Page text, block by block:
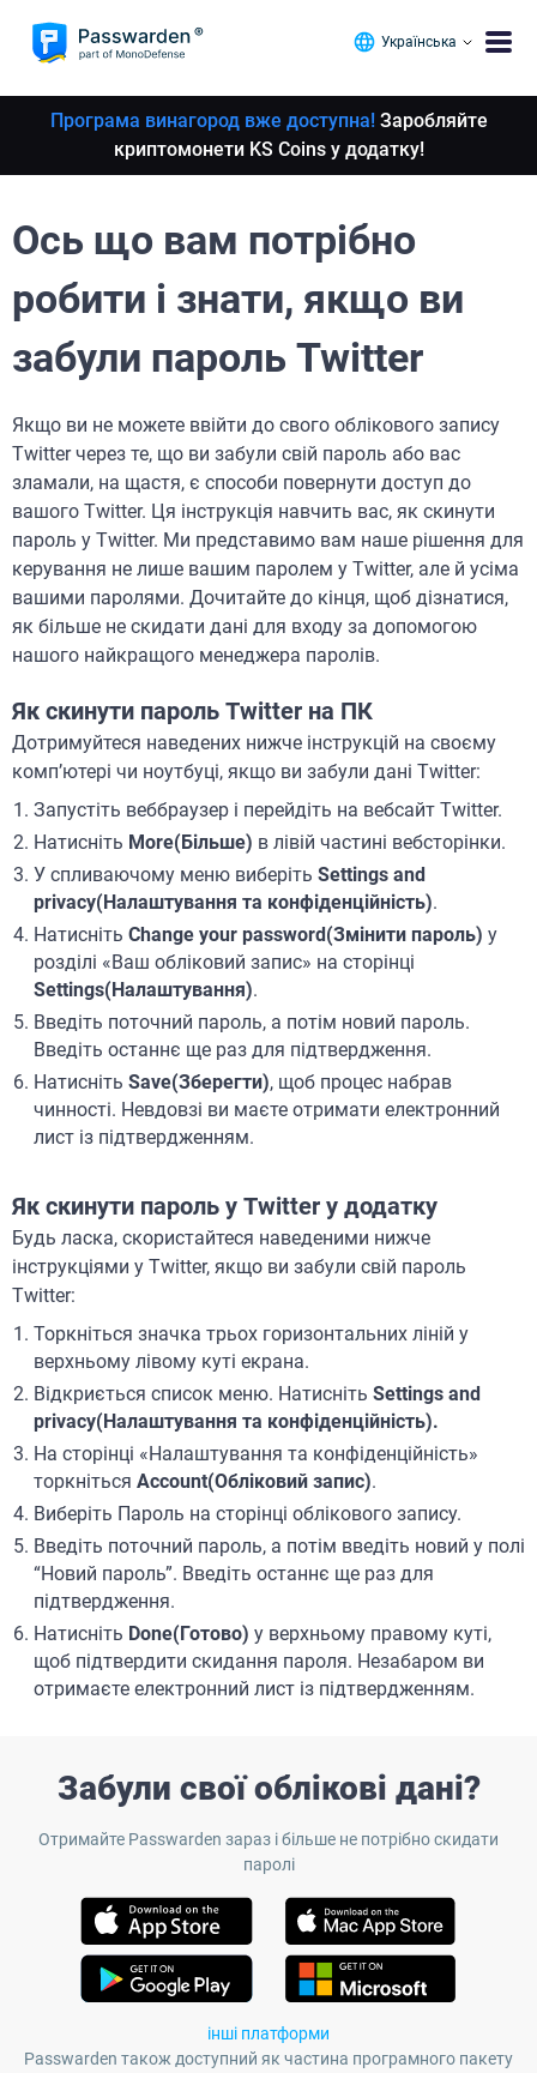
Українська
Програма винагород вже доступна!Заробляйте
криптомонети KS Coins у додатку!
Ось що вам потрібно
робити і знати, якщо ви
забули пароль Twitter
Якщо ви не можете ввійти до свого облікового запису
Twitter через те, що ви забули свій пароль або вас
зламали, на щастя, є способи повернути доступ до
вашого Twitter. Ця інструкція навчить вас, як скинути
пароль у Twitter. Ми представимо вам наше рішення для
керування не лише вашим паролем у Twitter, але й усіма
вашими паролями. Дочитайте до кінця, щоб дізнатися,
як більше не скидати дані для входу за допомогою
нашого найкращого менеджера паролів.
Як скинути пароль Twitter на ПК
Дотримуйтеся наведених нижче інструкцій на своєму
комп’ютері чи ноутбуці, якщо ви забули дані Twitter:
Запустіть веббраузер і перейдіть на вебсайт Twitter.
Натисніть More(Більше) в лівій частині вебсторінки.
У спливаючому меню виберіть Settings and
privacy(Налаштування та конфіденційність).
Натисніть Change your password(Змінити пароль) у
розділі «Ваш обліковий запис» на сторінці
Settings(Налаштування).
Введіть поточний пароль, а потім новий пароль.
Введіть останнє ще раз для підтвердження.
Натисніть Save(Зберегти), щоб процес набрав
чинності. Невдовзі ви маєте отримати електронний
лист із підтвердженням.
Як скинути пароль у Twitter у додатку
Будь ласка, скористайтеся наведеними нижче
інструкціями у Twitter, якщо ви забули свій пароль
Twitter:
Торкніться значка трьох горизонтальних ліній у
верхньому лівому куті екрана.
Відкриється список меню. Натисніть Settings and
privacy(Налаштування та конфіденційність).
На сторінці «Налаштування та конфіденційність»
торкніться Account(Обліковий запис).
Виберіть Пароль на сторінці облікового запису.
Введіть поточний пароль, а потім введіть новий у полі
“Новий пароль”. Введіть останнє ще раз для
підтвердження.
Натисніть Done(Готово) у верхньому правому куті,
щоб підтвердити скидання пароля. Незабаром ви
отримаєте електронний лист із підтвердженням.
Забули свої облікові дані?
Отримайте Passwarden зараз і більше не потрібно скидати
паролі
інші платформи
Passwarden також доступний як частина програмного пакету